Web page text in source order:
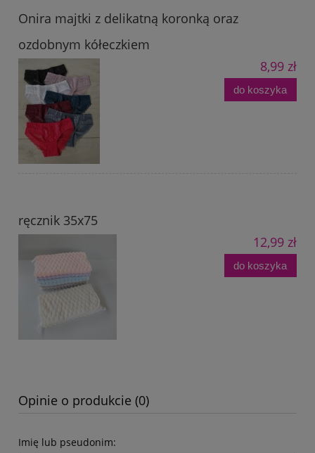
Onira majtki z delikatną koronką oraz
ozdobnym kółeczkiem
8,99 zł
do koszyka
ręcznik 35x75
12,99 zł
do koszyka
Opinie o produkcie (0)
Imię lub pseudonim: